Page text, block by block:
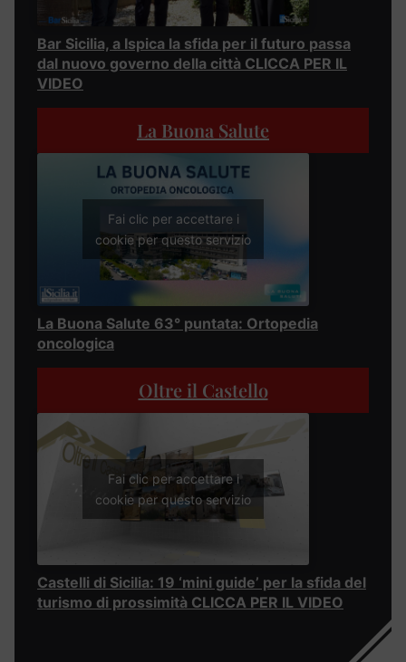
Bar Sicilia, a Ispica la sfida per il futuro passa
dal nuovo governo della città CLICCA PER IL
VIDEO
La Buona Salute
Fai clic per accettare i
cookie per questo servizio
La Buona Salute 63° puntata: Ortopedia
oncologica
Oltre il Castello
Fai clic per accettare i
cookie per questo servizio
Castelli di Sicilia: 19 ‘mini guide’ per la sfida del
turismo di prossimità CLICCA PER IL VIDEO